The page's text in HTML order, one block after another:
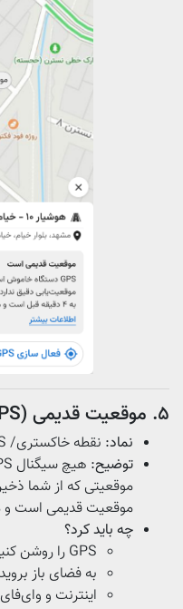
۵. موقعیت قدیمی (GPS نیست)
نماد: نقطه‌ خاکستری/ GPS نیست
توضیح:
موقعیتی که از شما
موقعیت قدیمی است و
چه باید کرد؟
GPS را روشن کنید.
به فضای باز
اینترنت و